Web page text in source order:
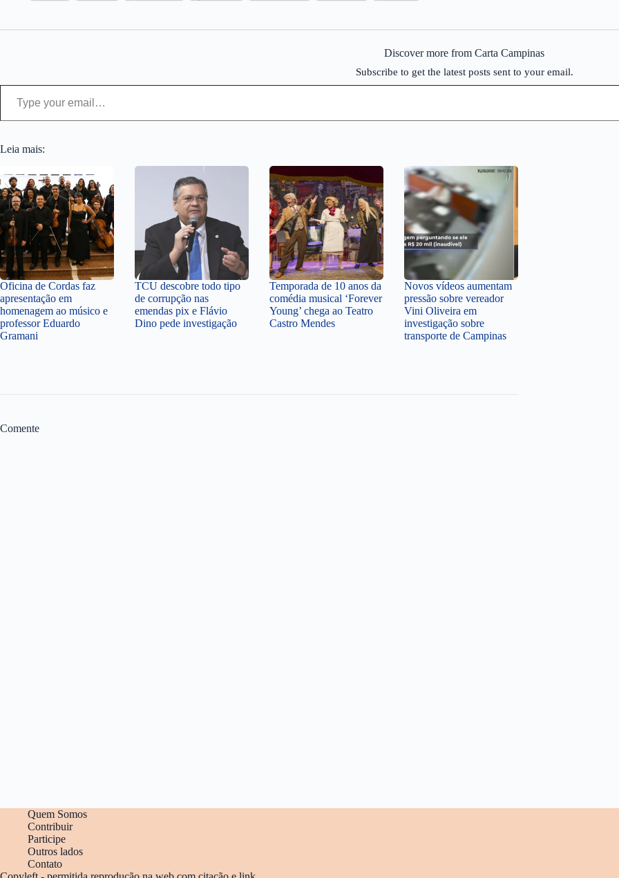
Discover more from Carta Campinas
Subscribe to get the latest posts sent to your email.
Type your email…
Leia mais:
Oficina de Cordas faz
apresentação em
homenagem ao músico e
professor Eduardo
Gramani
TCU descobre todo tipo
de corrupção nas
emendas pix e Flávio
Dino pede investigação
Temporada de 10 anos da
comédia musical ‘Forever
Young’ chega ao Teatro
Castro Mendes
Novos vídeos aumentam
pressão sobre vereador
Vini Oliveira em
investigação sobre
transporte de Campinas
Comente
Quem Somos
Contribuir
Participe
Outros lados
Contato